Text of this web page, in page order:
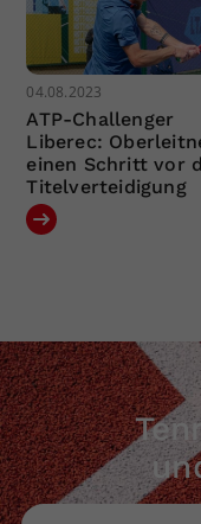
04.08.2023
ATP-Challenger
Liberec:
einen Schritt vor
Titelverteidigung